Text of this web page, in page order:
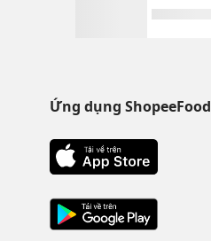
Ứng dụng ShopeeFood